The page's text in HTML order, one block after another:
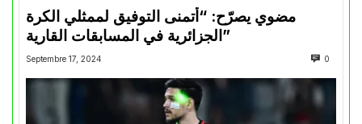
مضوي يصرّح: “أتمنى التوفيق لممثلي الكرة
الجزائرية في المسابقات القارية”
Septembre 17, 2024 0